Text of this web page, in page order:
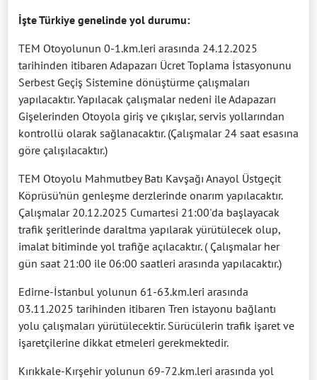
İşte Türkiye genelinde yol durumu:
TEM Otoyolunun 0-1.km.leri arasında 24.12.2025
tarihinden itibaren Adapazarı Ücret Toplama İstasyonunu
Serbest Geçiş Sistemine dönüştürme çalışmaları
yapılacaktır. Yapılacak çalışmalar nedeni ile Adapazarı
Gişelerinden Otoyola giriş ve çıkışlar, servis yollarından
kontrollü olarak sağlanacaktır. (Çalışmalar 24 saat esasına
göre çalışılacaktır.)
TEM Otoyolu Mahmutbey Batı Kavşağı Anayol Üstgeçit
Köprüsü’nün genleşme derzlerinde onarım yapılacaktır.
Çalışmalar 20.12.2025 Cumartesi 21:00'da başlayacak
trafik şeritlerinde daraltma yapılarak yürütülecek olup,
imalat bitiminde yol trafiğe açılacaktır. ( Çalışmalar her
gün saat 21:00 ile 06:00 saatleri arasında yapılacaktır.)
Edirne-İstanbul yolunun 61-63.km.leri arasında
03.11.2025 tarihinden itibaren Tren istayonu bağlantı
yolu çalışmaları yürütülecektir. Sürücülerin trafik işaret ve
işaretçilerine dikkat etmeleri gerekmektedir.
Kırıkkale-Kırşehir yolunun 69-72.km.leri arasında yol